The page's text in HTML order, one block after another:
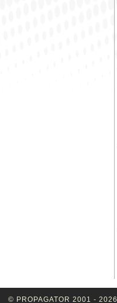
© PROPAGATOR 2001 - 2026